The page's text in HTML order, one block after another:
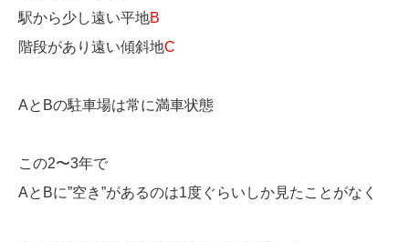
駅から少し遠い平地B
階段があり遠い傾斜地C
AとBの駐車場は常に満車状態
この2〜3年で
AとBに”空き”があるのは1度ぐらいしか見たことがなく